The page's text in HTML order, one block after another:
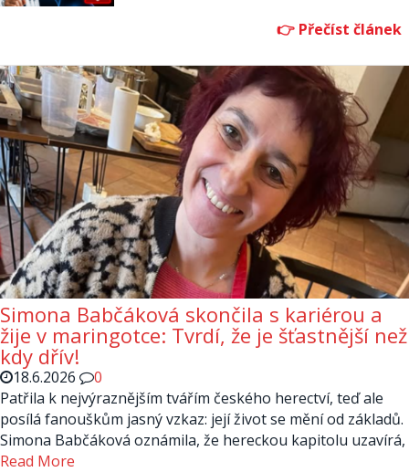
Simona Babčáková skončila s kariérou a
žije v maringotce: Tvrdí, že je šťastnější než
kdy dřív!
18.6.2026
0
Patřila k nejvýraznějším tvářím českého herectví, teď ale
posílá fanouškům jasný vzkaz: její život se mění od základů.
Simona Babčáková oznámila, že hereckou kapitolu uzavírá,
Read More